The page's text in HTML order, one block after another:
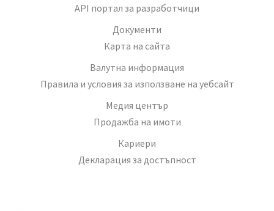
API портал за разработчици
Документи
Карта на сайта
Валутна информация
Правила и условия за използване на уебсайт
Медия център
Продажба на имоти
Кариери
Декларация за достъпност